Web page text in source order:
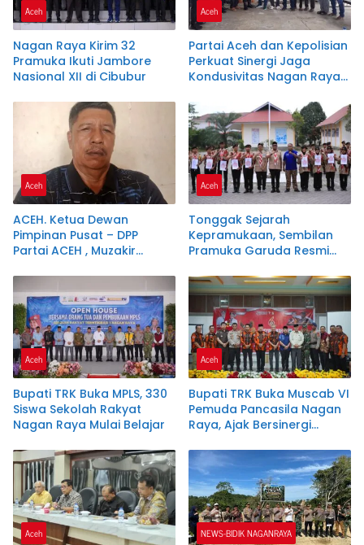
Aceh
Nagan Raya Kirim 32
Pramuka Ikuti Jambore
Nasional XII di Cibubur
Aceh
Partai Aceh dan Kepolisian
Perkuat Sinergi Jaga
Kondusivitas Nagan Raya
Aceh
ACEH. Ketua Dewan
Pimpinan Pusat – DPP
Partai ACEH , Muzakir
merekomendasikan
Samsuar ( WAN Malaya )
PJ Ketua Partai Aceh
kabupaten Nagan Raya .
Aceh
Tonggak Sejarah
Kepramukaan, Sembilan
Pramuka Garuda Resmi
Aceh
Bupati TRK Buka MPLS, 330
Siswa Sekolah Rakyat
Nagan Raya Mulai Belajar
Aceh
Bupati TRK Buka Muscab VI
Pemuda Pancasila Nagan
Raya, Ajak Bersinergi
Pembangunan Daerah
Aceh NEWS-BIDIK NAGANRAYA